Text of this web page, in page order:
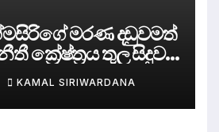
මරණ දඩුවමත්
ක්‍රේෂ්ත්‍රය තුල සිදුව
?
KAMAL SIRIWARDANA